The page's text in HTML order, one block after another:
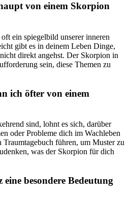
von einem Skorpion
⁣ein spiegelbild unserer inneren
gibt es in deinem Leben ⁣Dinge,
direkt angehst.‍ Der⁤ Skorpion in
sein, diese Themen zu
ich ​öfter ‌von einem
sind,⁤ lohnt es sich, darüber
oder Probleme dich im Wachleben
führen, um Muster zu
was der Skorpion für dich
besondere ‌Bedeutung‌